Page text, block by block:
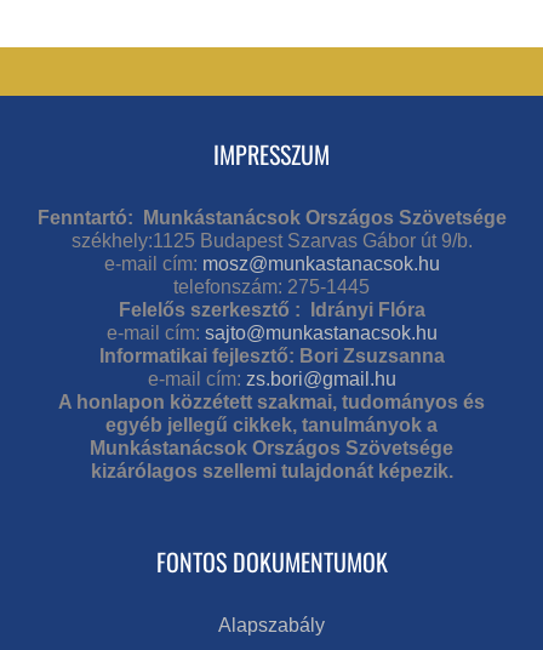
IMPRESSZUM
Fenntartó: Munkástanácsok Országos Szövetsége
székhely:1125 Budapest Szarvas Gábor út 9/b.
e-mail cím: mosz@munkastanacsok.hu
telefonszám: 275-1445
Felelős szerkesztő : Idrányi Flóra
e-mail cím: sajto@munkastanacsok.hu
Informatikai fejlesztő: Bori Zsuzsanna
e-mail cím: zs.bori@gmail.hu
A honlapon közzétett szakmai, tudományos és
egyéb jellegű cikkek, tanulmányok a
Munkástanácsok Országos Szövetsége
kizárólagos szellemi tulajdonát képezik.
FONTOS DOKUMENTUMOK
Alapszabály